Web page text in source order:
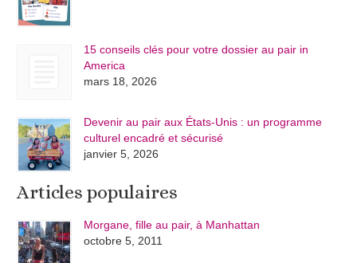
15 conseils clés pour votre dossier au pair in
America
mars 18, 2026
Devenir au pair aux États-Unis : un programme
culturel encadré et sécurisé
janvier 5, 2026
Articles populaires
Morgane, fille au pair, à Manhattan
octobre 5, 2011